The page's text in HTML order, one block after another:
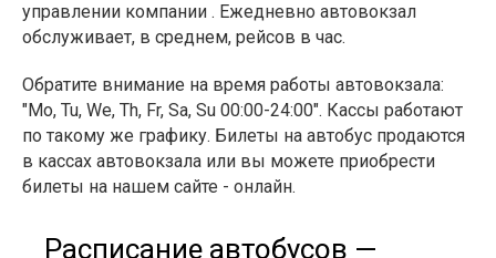
управлении компании . Ежедневно автовокзал
обслуживает, в среднем, рейсов в час.
Обратите внимание на время работы автовокзала:
"Mo, Tu, We, Th, Fr, Sa, Su 00:00-24:00". Кассы работают
по такому же графику. Билеты на автобус продаются
в кассах автовокзала или вы можете приобрести
билеты на нашем сайте - онлайн.
Расписание автобусов —